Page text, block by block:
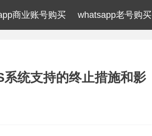
商业账号购买 whatsapp老号购买
统支持的终止措施和影